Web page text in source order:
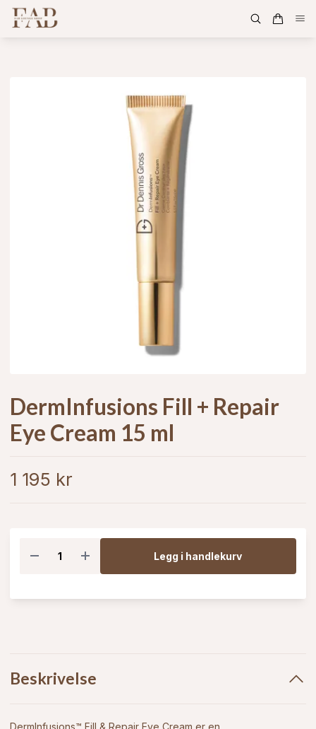
DermInfusions Fill + Repair
Eye Cream 15 ml
1 195 kr
Legg i handlekurv
Beskrivelse
DermInfusions™ Fill & Repair Eye Cream er en